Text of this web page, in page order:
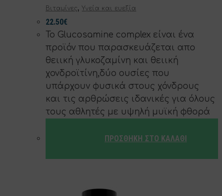
Βιταμίνες, Υγεία και ευεξία
22.50€
Το Glucosamine complex είναι ένα
προϊόν που παρασκευάζεται απο
θειική γλυκοζαμίνη και θειική
χονδροϊτίνη,δύο ουσίες που
υπάρχουν φυσικά στους χόνδρους
και τις αρθρώσεις ιδανικές για όλους
τους αθλητές με υψηλή μυϊκή φθορά
ΠΡΟΣΘΉΚΗ ΣΤΟ ΚΑΛΆΘΙ